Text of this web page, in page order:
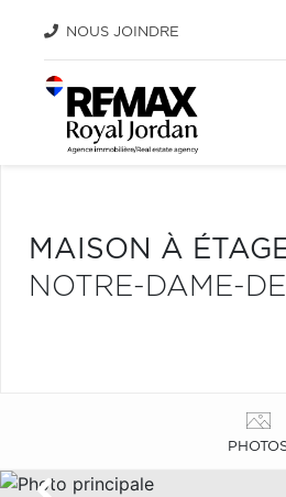
NOUS JOINDRE
MAISON À
NOTRE-DAME-